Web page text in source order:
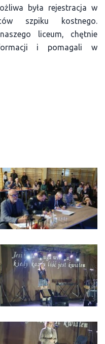
była rejestracja w
szpiku kostnego.
liceum, chętnie
i pomagali w